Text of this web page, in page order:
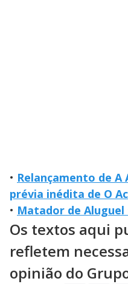
• Relançamento de A
prévia inédita de O
• Matador de
Os textos aqui
refletem
opinião do